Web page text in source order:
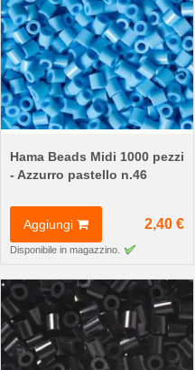
Hama Beads Midi 1000 pezzi
- Azzurro pastello n.46
Aggiungi 2,40 €
Disponibile in magazzino.